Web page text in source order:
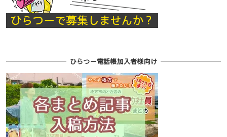
ひらつー電話帳加入者様向け